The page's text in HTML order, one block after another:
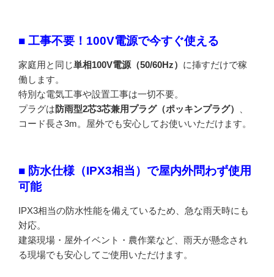
■ 工事不要！100V電源で今すぐ使える
家庭用と同じ単相100V電源（50/60Hz） に挿すだけで稼
働します。
特別な電気工事や設置工事は一切不要。
プラグは防雨型2芯3芯兼用プラグ（ポッキンプラグ）
、
コード長さ3m。屋外でも安心してお使いいただけます。
■ 防水仕様（IPX3相当）で屋内外問わず使用
可能
IPX3相当の防水性能を備えているため、急な雨天時にも
対応。
建築現場・屋外イベント・農作業など、雨天が懸念され
る現場でも安心してご使用いただけます。